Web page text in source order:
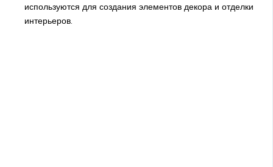
используются для создания элементов декора и отделки
интерьеров.